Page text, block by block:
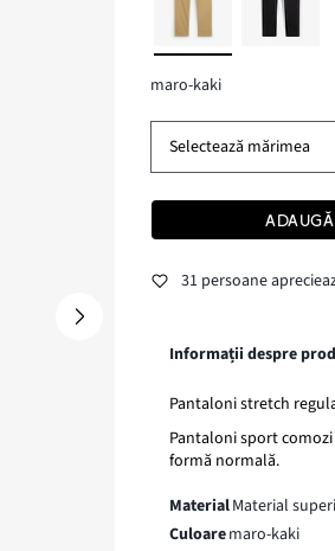
maro-kaki
Selectează mărimea
31 persoane
Informații despre
Pantaloni stretch
Pantaloni sport
formă normală.
MaterialMaterial
Culoaremaro-kaki